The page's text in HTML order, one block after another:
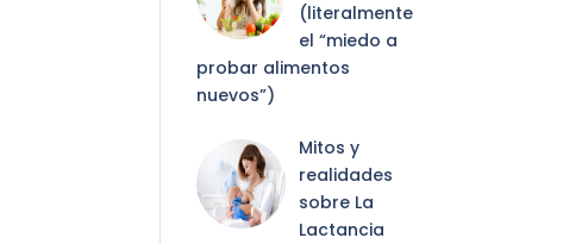
(literalmente
el “miedo a
probar alimentos
nuevos”)
Mitos y
realidades
sobre La
Lactancia